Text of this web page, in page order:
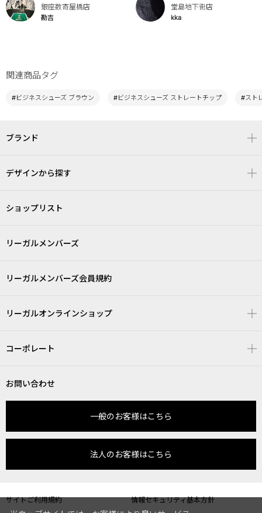
銀座数寄屋橋店
勘吉
堂島地下街店
kka
関連商品タグ
#ビジネスシューズ ブラウン #ビジネスシューズ ストレートチップ #スト
ブランド
デザインから探す
ショップリスト
リーガルメンバーズ
リーガルメンバーズ会員規約
リーガルオンラインショップ
コーポレート
お問い合わせ
一般のお客様はこちら
法人のお客様はこちら
サイトご利用規約
情報セキュリティ基本方針